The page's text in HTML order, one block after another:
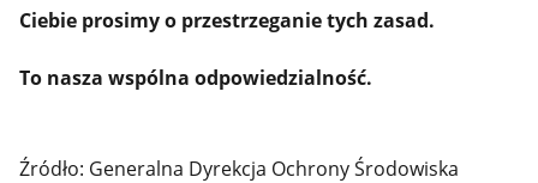
Ciebie prosimy o przestrzeganie tych zasad.
To nasza wspólna odpowiedzialność.
Źródło: Generalna Dyrekcja Ochrony Środowiska